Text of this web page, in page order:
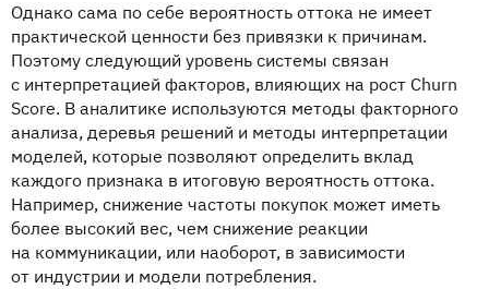
Однако сама по себе вероятность оттока не имеет
практической ценности без привязки к причинам.
Поэтому следующий уровень системы связан
с интерпретацией факторов, влияющих на рост Churn
Score. В аналитике используются методы факторного
анализа, деревья решений и методы интерпретации
моделей, которые позволяют определить вклад
каждого признака в итоговую вероятность оттока.
Например, снижение частоты покупок может иметь
более высокий вес, чем снижение реакции
на коммуникации, или наоборот, в зависимости
от индустрии и модели потребления.